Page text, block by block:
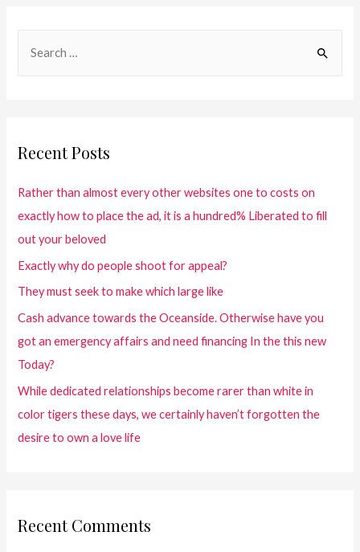
Recent Posts
Rather than almost every other websites one to costs on
exactly how to place the ad, it is a hundred% Liberated to fill
out your beloved
Exactly why do people shoot for appeal?
They must seek to make which large like
Cash advance towards the Oceanside. Otherwise have you
got an emergency affairs and need financing In the this new
Today?
While dedicated relationships become rarer than white in
color tigers these days, we certainly haven’t forgotten the
desire to own a love life
Recent Comments